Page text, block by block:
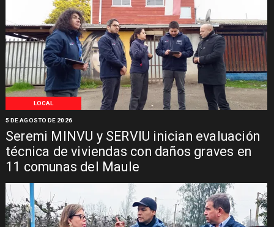
LOCAL
Seremi MINVU y SERVIU inician evaluación
técnica de viviendas con daños graves en
11 comunas del Maule
5 DE AGOSTO DE 2026